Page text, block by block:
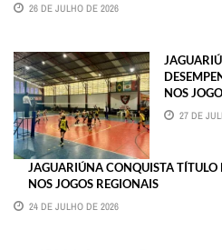
26 DE JULHO DE 2026
NOS
27 DE
JAGUARIÚNA CONQUISTA
NOS JOGOS REGIONAIS
24 DE JULHO DE 2026